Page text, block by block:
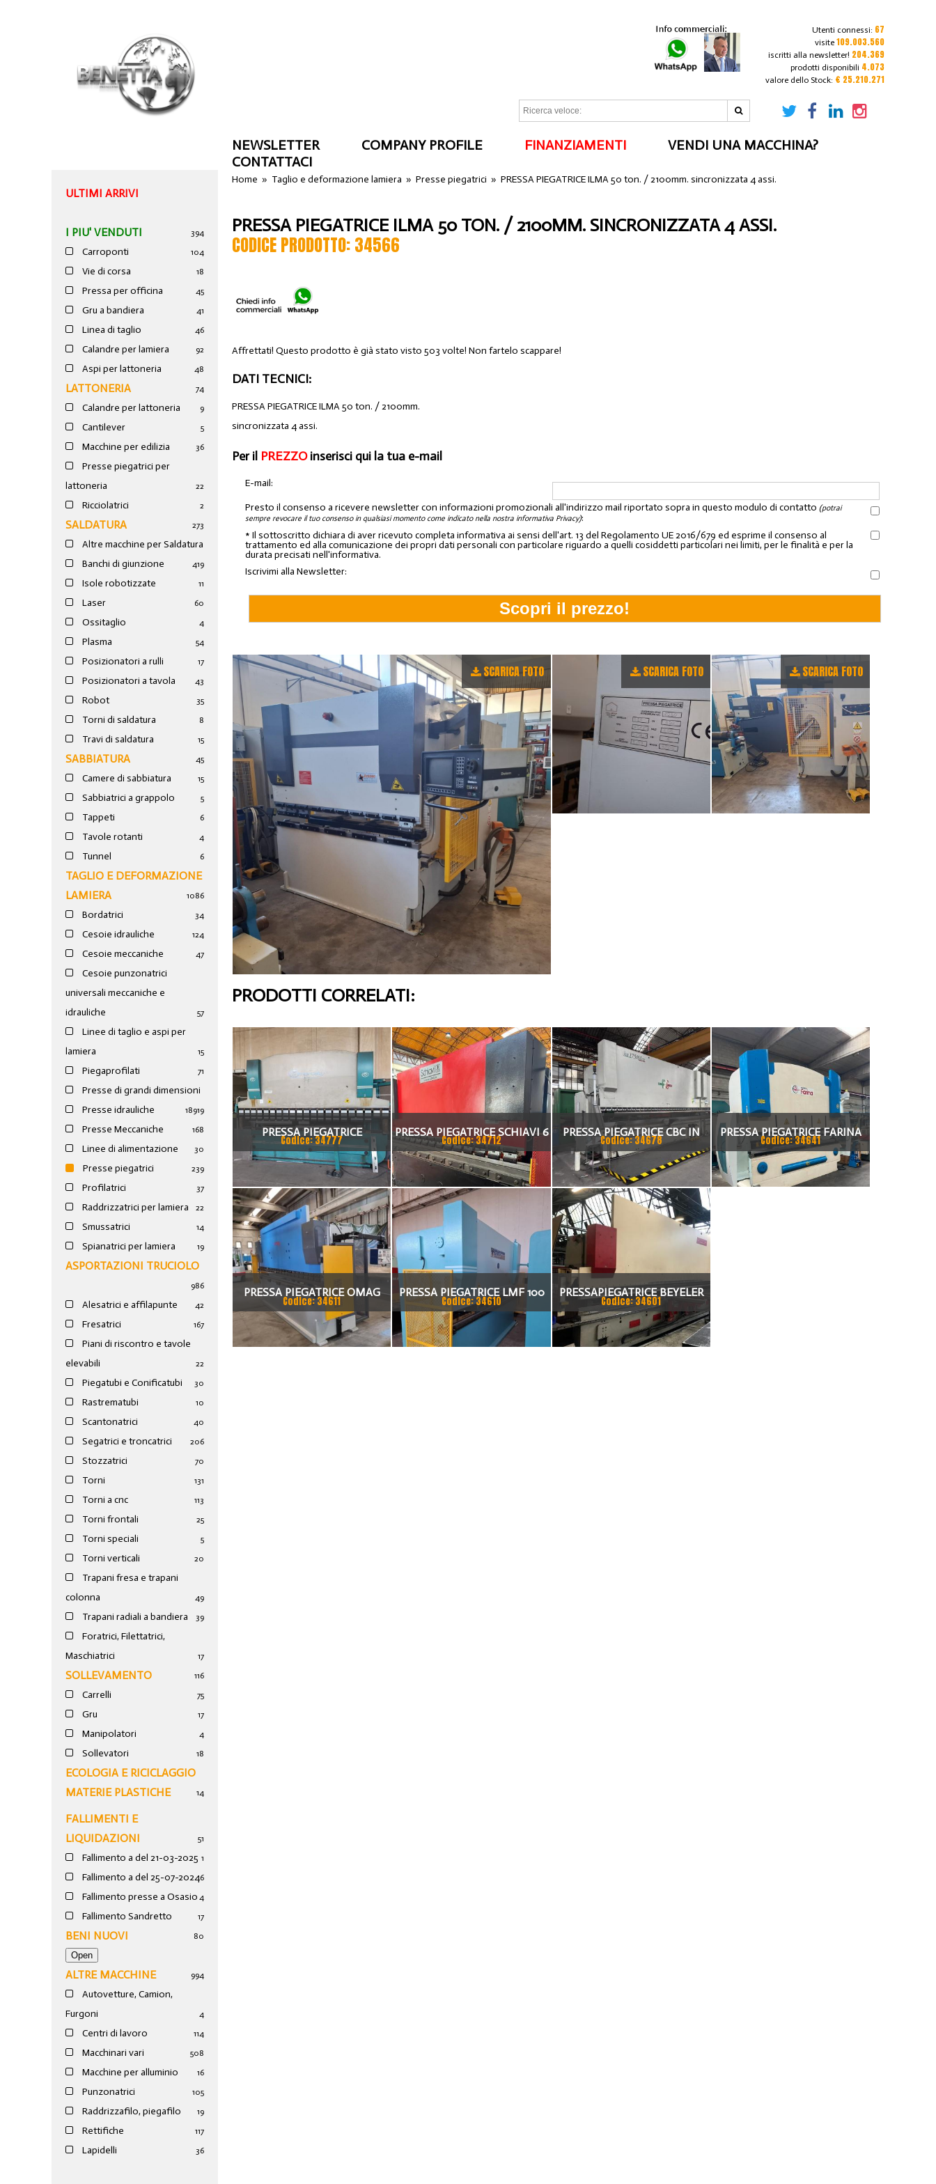
Utenti connessi: 67
visite 109.003.560
iscritti alla newsletter! 204.369
prodotti disponibili 4.073
valore dello Stock: € 25.210.271
NEWSLETTER COMPANY PROFILE FINANZIAMENTI
VENDI UNA MACCHINA?
CONTATTACI
ULTIMI ARRIVI
I PIU' VENDUTI 394
Carroponti 104
Vie di corsa 18
Pressa per officina 45
Gru a bandiera 41
Linea di taglio 46
Calandre per lamiera 92
Aspi per lattoneria 48
LATTONERIA 74
Calandre per lattoneria 9
Cantilever 5
Macchine per edilizia 36
Presse piegatrici per
lattoneria
22
Ricciolatrici 2
SALDATURA 273
Altre macchine per Saldatura
19
Banchi di giunzione 4
Isole robotizzate 11
Laser 60
Ossitaglio 4
Plasma 54
Posizionatori a rulli 17
Posizionatori a tavola 43
Robot 35
Torni di saldatura 8
Travi di saldatura 15
SABBIATURA 45
Camere di sabbiatura 15
Sabbiatrici a grappolo 5
Tappeti 6
Tavole rotanti 4
Tunnel 6
TAGLIO E DEFORMAZIONE
LAMIERA
1086
Bordatrici 34
Cesoie idrauliche 124
Cesoie meccaniche 47
Cesoie punzonatrici
universali meccaniche e
idrauliche
57
Linee di taglio e aspi per
lamiera
15
Piegaprofilati 71
Presse di grandi dimensioni
19
Presse idrauliche 189
Presse Meccaniche 168
Linee di alimentazione 30
Presse piegatrici 239
Profilatrici 37
Raddrizzatrici per lamiera 22
Smussatrici 14
Spianatrici per lamiera 19
ASPORTAZIONI TRUCIOLO
986
Alesatrici e affilapunte 42
Fresatrici 167
Piani di riscontro e tavole
elevabili
22
Piegatubi e Conificatubi 30
Rastrematubi 10
Scantonatrici 40
Segatrici e troncatrici 206
Stozzatrici 70
Torni 131
Torni a cnc 113
Torni frontali 25
Torni speciali 5
Torni verticali 20
Trapani fresa e trapani
colonna
49
Trapani radiali a bandiera 39
Foratrici, Filettatrici,
Maschiatrici
17
SOLLEVAMENTO 116
Carrelli 75
Gru 17
Manipolatori 4
Sollevatori 18
ECOLOGIA E RICICLAGGIO
MATERIE PLASTICHE
14
FALLIMENTI E
LIQUIDAZIONI
51
Fallimento a del 21-03-2025 1
Fallimento a del 25-07-20246
Fallimento presse a Osasio 4
Fallimento Sandretto 17
BENI NUOVI 80
ALTRE MACCHINE 994
Autovetture, Camion,
Furgoni
4
Centri di lavoro 114
Macchinari vari 508
Macchine per alluminio 16
Punzonatrici 105
Raddrizzafilo, piegafilo 19
Rettifiche 117
Lapidelli 36
Home » Taglio e deformazione lamiera »Presse piegatrici »PRESSA PIEGATRICE ILMA 50 ton. / 2100mm. sincronizzata 4 assi.
PRESSA PIEGATRICE ILMA 50 TON. / 2100MM. SINCRONIZZATA 4 ASSI.
CODICE PRODOTTO: 34566
Affrettati! Questo prodotto è già stato visto 503 volte! Non fartelo scappare!
DATI TECNICI:
PRESSA PIEGATRICE ILMA 50 ton. / 2100mm.
sincronizzata 4 assi.
Per il PREZZOinserisci qui la tua e-mail
E-mail:
Presto il consenso a ricevere newsletter con informazioni promozionali all'indirizzo mail riportato sopra in questo modulo di contatto (potrai
sempre revocare il tuo consenso in qualsiasi momento come indicato nella nostra informativa Privacy):
* Il sottoscritto dichiara di aver ricevuto completa informativa ai sensi dell'art. 13 del Regolamento UE 2016/679 ed esprime il consenso al
trattamento ed alla comunicazione dei propri dati personali con particolare riguardo a quelli cosiddetti particolari nei limiti, per le finalità e per la
durata precisati nell'informativa.
Iscrivimi alla Newsletter:
SCARICA FOTO SCARICA FOTO SCARICA FOTO
PRODOTTI CORRELATI:
PRESSA PIEGATRICE
VIMERCATI 80X4175
Codice: 34777
PRESSA PIEGATRICE SCHIAVI 6
ASSI 3000 X 100 TON
Codice: 34712
PRESSA PIEGATRICE CBC IN
TANDEM
Codice: 34678
PRESSA PIEGATRICE FARINA
3000 X 130 TON
Codice: 34641
PRESSA PIEGATRICE OMAG
EPB 10036100 TON X 4MT
Codice: 34611
PRESSA PIEGATRICE LMF 100
TON. / 4100MM
Codice: 34610
PRESSAPIEGATRICE BEYELER
DEL 2002 A CNC 7.200 MM X
200 TON
Codice: 34601